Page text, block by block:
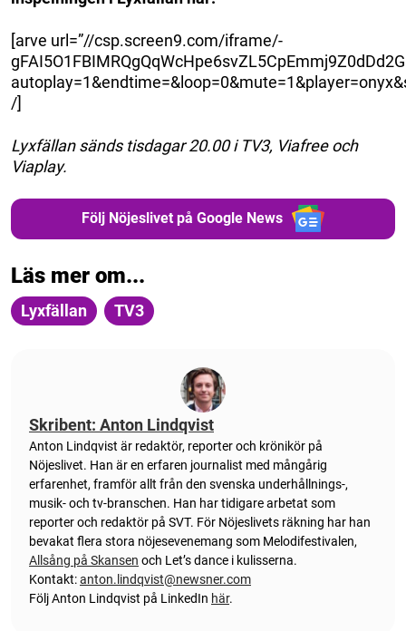
[arve url=”//csp.screen9.com/iframe/-
/]
Lyxfällan sänds tisdagar 20.00 i TV3, Viafree och
Viaplay.
Följ Nöjeslivet på Google News
Läs mer om...
Lyxfällan TV3
Skribent: Anton Lindqvist
Anton Lindqvist är redaktör, reporter och krönikör på
Nöjeslivet. Han är en erfaren journalist med mångårig
erfarenhet, framför allt från den svenska underhållnings-,
musik- och tv-branschen. Han har tidigare arbetat som
reporter och redaktör på SVT. För Nöjeslivets räkning har han
bevakat flera stora nöjesevenemang som Melodifestivalen,
Allsång på Skansen och Let’s dance i kulisserna.
Kontakt:anton.lindqvist@newsner.com
Följ Anton Lindqvist på LinkedIn här.